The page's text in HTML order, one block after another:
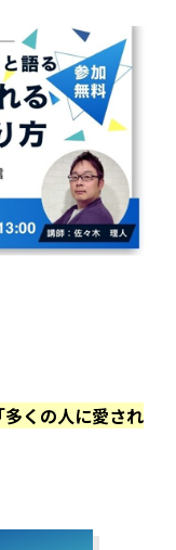
くの人に愛され